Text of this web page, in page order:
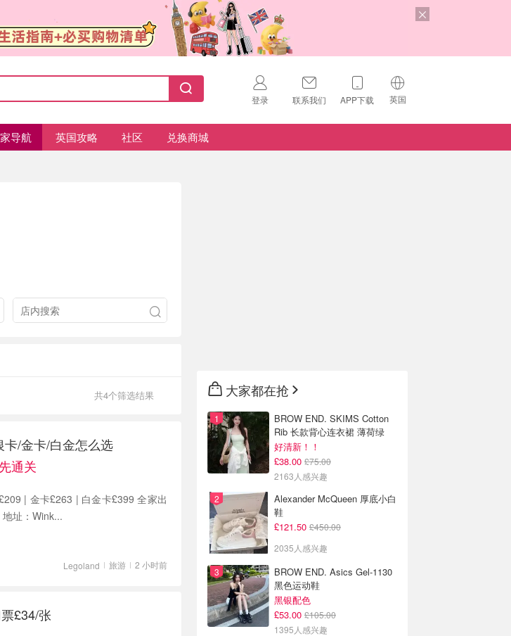
登录 联系我们 APP下载 英国
🇺🇸
导航 英国攻略 社区 兑换商城
共4个筛选结果
/金卡/白金怎么选
通关
| 金卡£263 | 白金卡£399 全家出
址：Wink...
Legoland 旅游 2 小时前
£34/张
大家都在抢
BROW END. SKIMS Cotton
Rib 长款背心连衣裙 薄荷绿
好清新！！
£38.00 £75.00
2163人感兴趣
Alexander McQueen 厚底小白
鞋
£121.50 £450.00
2035人感兴趣
BROW END. Asics Gel-1130
黑色运动鞋
黑银配色
£53.00 £105.00
1395人感兴趣